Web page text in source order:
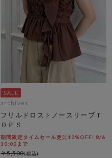
archives
フリルドロストノースリーブＴ
ＯＰＳ
期間限定タイムセール更に10%OFF! 8/6
10:00まで
￥5,500